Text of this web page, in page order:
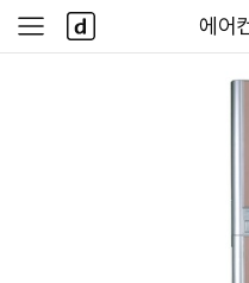
다나
에어
사
이
다
나
와